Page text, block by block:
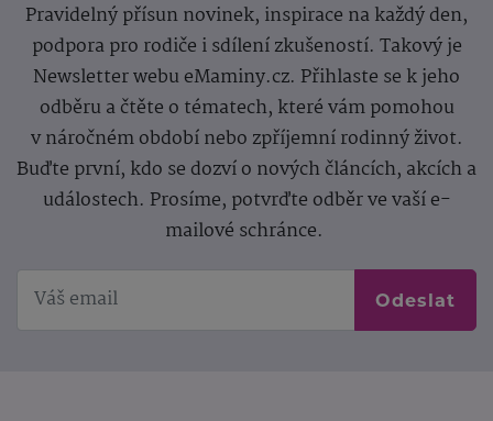
Pravidelný přísun novinek, inspirace na každý den,
podpora pro rodiče i sdílení zkušeností. Takový je
Newsletter webu eMaminy.cz. Přihlaste se k jeho
odběru a čtěte o tématech, které vám pomohou
v náročném období nebo zpříjemní rodinný život.
Buďte první, kdo se dozví o nových článcích, akcích a
událostech. Prosíme, potvrďte odběr ve vaší e-
mailové schránce.
Odeslat